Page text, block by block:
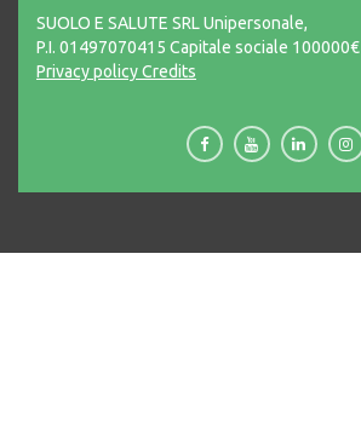
SUOLO E SALUTE SRL Unipersonale,
P.I. 01497070415 Capitale sociale 100000€
Privacy policyCredits